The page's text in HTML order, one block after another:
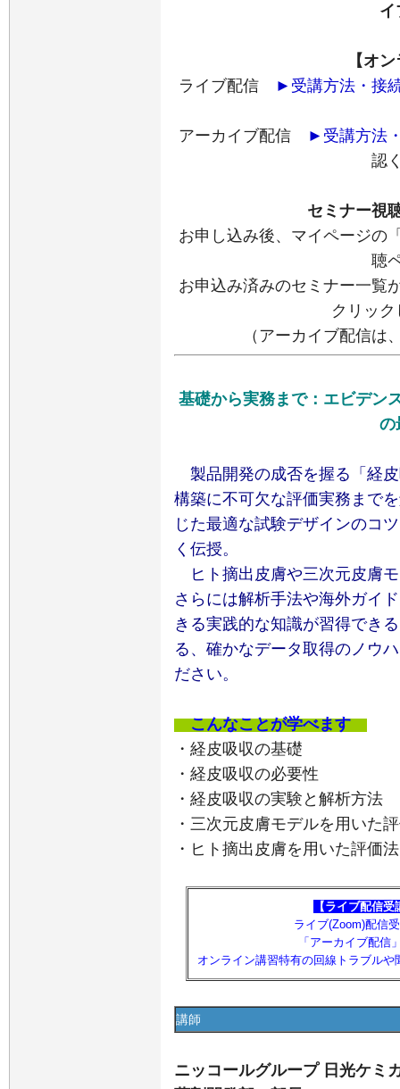
イ
【オ
ライブ配信
►受講方法・接
アーカイブ配信
►受講方法
認
セミナー視
お申し込み後、マイページの
聴
お申込み済みのセミナー一覧
クリッ
（アーカイブ配信は
基礎から実務まで：エビデン
の
製品開発の成否を握る「経
構築に不可欠な評価実務まで
じた最適な試験デザインのコ
く伝授。
ヒト摘出皮膚や三次元皮膚
さらには解析手法や海外ガイ
きる実践的な知識が習得でき
る、確かなデータ取得のノウ
ださい。
こんなことが学べます
・経皮吸収の基礎
・経皮吸収の必要性
・経皮吸収の実験と解析方法
・三次元皮膚モデルを用いた
・ヒト摘出皮膚を用いた評価法
【ライブ配信
ライブ(Zoom)配信
「アーカイブ配信
オンライン講習特有の回線トラブル
講師
ニッコールグループ 日光ケミ